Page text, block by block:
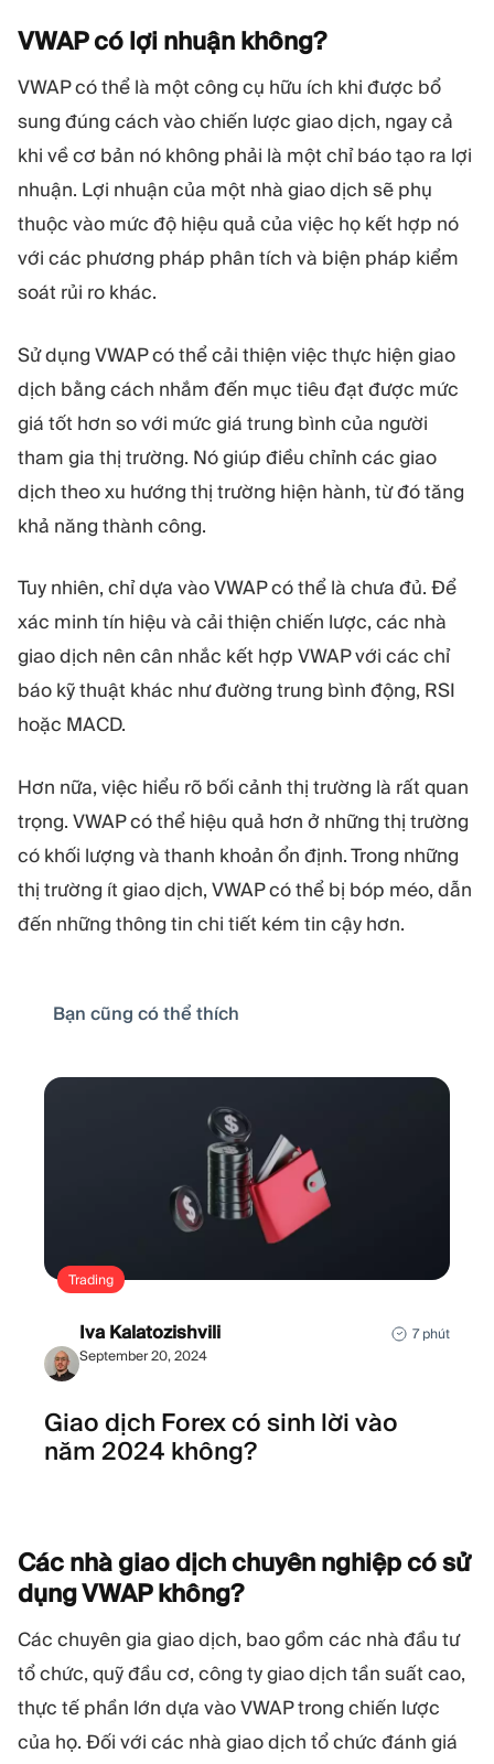
VWAP có lợi nhuận không?
VWAP có thể là một công cụ hữu ích khi được bổ
sung đúng cách vào chiến lược giao dịch, ngay cả
khi về cơ bản nó không phải là một chỉ báo tạo ra lợi
nhuận. Lợi nhuận của một nhà giao dịch sẽ phụ
thuộc vào mức độ hiệu quả của việc họ kết hợp nó
với các phương pháp phân tích và biện pháp kiểm
soát rủi ro khác.
Sử dụng VWAP có thể cải thiện việc thực hiện giao
dịch bằng cách nhắm đến mục tiêu đạt được mức
giá tốt hơn so với mức giá trung bình của người
tham gia thị trường. Nó giúp điều chỉnh các giao
dịch theo xu hướng thị trường hiện hành, từ đó tăng
khả năng thành công.
Tuy nhiên, chỉ dựa vào VWAP có thể là chưa đủ. Để
xác minh tín hiệu và cải thiện chiến lược, các nhà
giao dịch nên cân nhắc kết hợp VWAP với các chỉ
báo kỹ thuật khác như đường trung bình động, RSI
hoặc MACD.
Hơn nữa, việc hiểu rõ bối cảnh thị trường là rất quan
trọng. VWAP có thể hiệu quả hơn ở những thị trường
có khối lượng và thanh khoản ổn định. Trong những
thị trường ít giao dịch, VWAP có thể bị bóp méo, dẫn
đến những thông tin chi tiết kém tin cậy hơn.
Bạn cũng có thể thích
Trading
Iva Kalatozishvili
September 20, 2024
7 phút
Giao dịch Forex có sinh lời vào
năm 2024 không?
Các nhà giao dịch chuyên nghiệp có sử
dụng VWAPkhông?
Các chuyên gia giao dịch, bao gồm các nhà đầu tư
tổ chức, quỹ đầu cơ, công ty giao dịch tần suất cao,
thực tế phần lớn dựa vào VWAP trong chiến lược
của họ. Đối với các nhà giao dịch tổ chức đánh giá